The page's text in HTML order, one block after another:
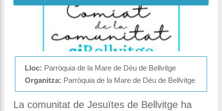
Lloc: Parròquia de la Mare de Déu de Bellvitge
Organitza: Parròquia de la Mare de Déu de Bellvitge
La comunitat de Jesuïtes de Bellvitge ha